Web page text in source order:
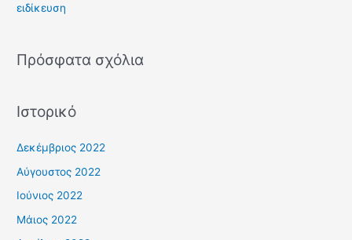
α
ειδίκευση
Πρόσφατα σχόλια
Ιστορικό
Δεκέμβριος 2022
Αύγουστος 2022
Ιούνιος 2022
Μάιος 2022